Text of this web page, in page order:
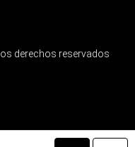
derechos reservados